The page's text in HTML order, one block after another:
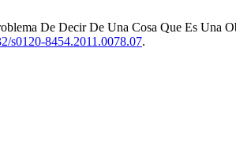
De Decir De Una Cosa Que Es Una
s0120-8454.2011.0078.07.